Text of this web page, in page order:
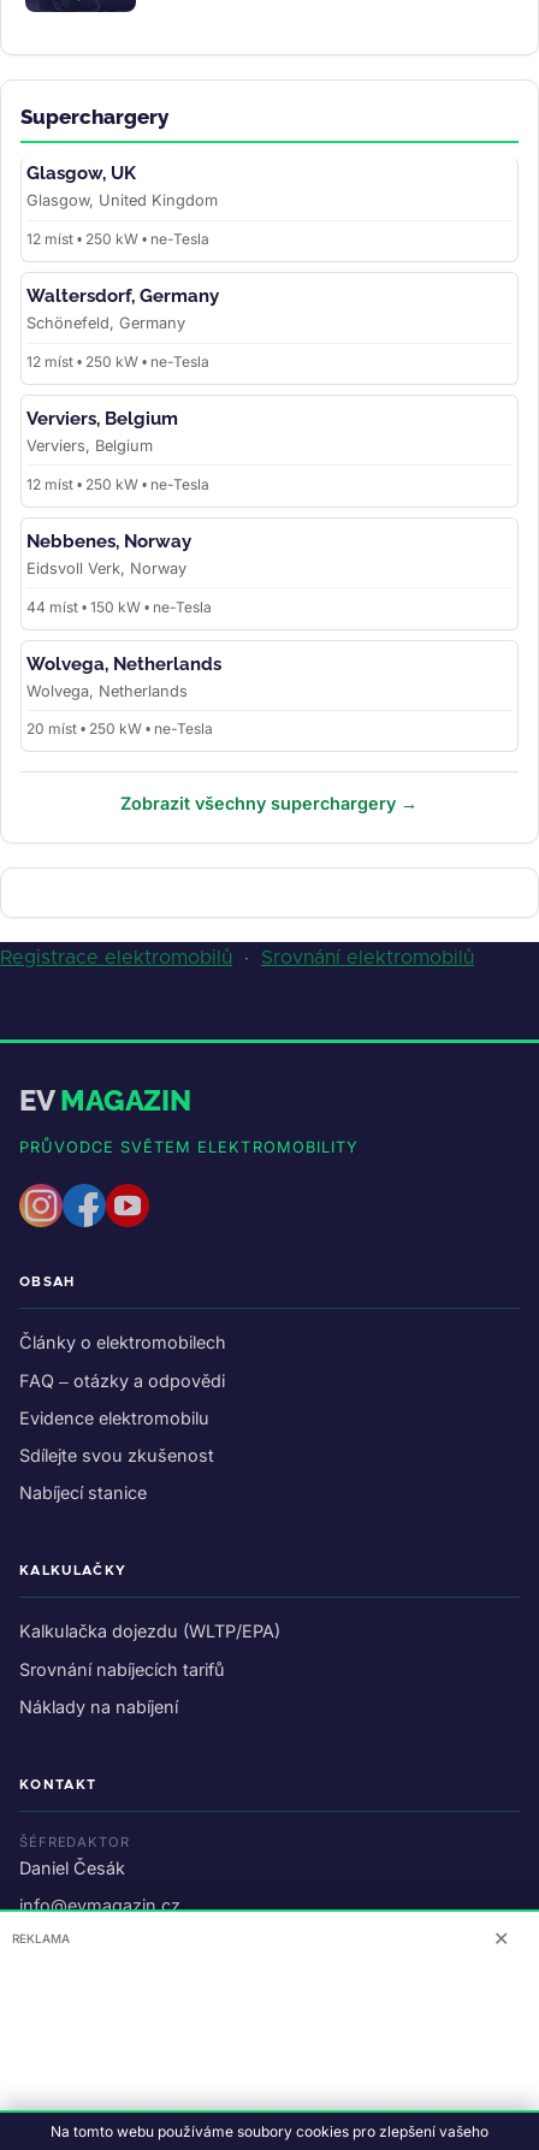
Superchargery
Glasgow, UK
Glasgow, United Kingdom
12 míst • 250 kW • ne-Tesla
Waltersdorf, Germany
Schönefeld, Germany
12 míst • 250 kW • ne-Tesla
Verviers, Belgium
Verviers, Belgium
12 míst • 250 kW • ne-Tesla
Nebbenes, Norway
Eidsvoll Verk, Norway
44 míst • 150 kW • ne-Tesla
Wolvega, Netherlands
Wolvega, Netherlands
20 míst • 250 kW • ne-Tesla
Zobrazit všechny superchargery →
Registrace elektromobilů · Srovnání elektromobilů
EVMAGAZIN
PRŮVODCE SVĚTEM ELEKTROMOBILITY
OBSAH
Články o elektromobilech
FAQ – otázky a odpovědi
Evidence elektromobilu
Sdílejte svou zkušenost
Nabíjecí stanice
KALKULAČKY
Kalkulačka dojezdu (WLTP/EPA)
Srovnání nabíjecích tarifů
Náklady na nabíjení
KONTAKT
ŠÉFREDAKTOR
Daniel Česák
info@evmagazin.cz
O nás
© 2026 EV Magazin.Podmínky a ochrana dat.
REKLAMA ✕
Na tomto webu používáme soubory cookies pro zlepšení vašeho